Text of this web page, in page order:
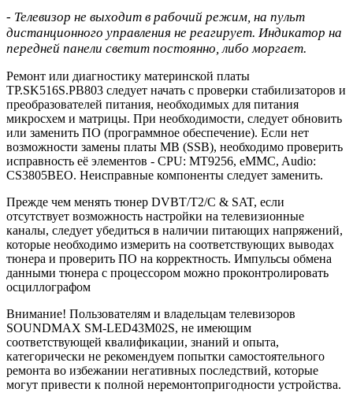
- Телевизор не выходит в рабочий режим, на пульт
дистанционного управления не реагирует. Индикатор на
передней панели светит постоянно, либо моргает.
Ремонт или диагностику материнской платы
TP.SK516S.PB803 следует начать с проверки стабилизаторов и
преобразователей питания, необходимых для питания
микросхем и матрицы. При необходимости, следует обновить
или заменить ПО (программное обеспечение). Если нет
возможности замены платы MB (SSB), необходимо проверить
исправность её элементов - CPU: MT9256, eMMC, Audio:
CS3805BEO. Неисправные компоненты следует заменить.
Прежде чем менять тюнер DVBT/T2/C & SAT, если
отсутствует возможность настройки на телевизионные
каналы, следует убедиться в наличии питающих напряжений,
которые необходимо измерить на соответствующих выводах
тюнера и проверить ПО на корректность. Импульсы обмена
данными тюнера с процессором можно проконтролировать
осциллографом
Внимание! Пользователям и владельцам телевизоров
SOUNDMAX SM-LED43M02S, не имеющим
соответствующей квалификации, знаний и опыта,
категорически не рекомендуем попытки самостоятельного
ремонта во избежании негативных последствий, которые
могут привести к полной неремонтопригодности устройства.